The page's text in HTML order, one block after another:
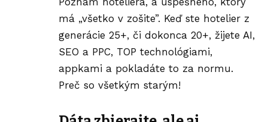
má „všetko v zošite”. Keď ste hotelier z
generácie 25+, či dokonca 20+, žijete AI,
SEO a PPC, TOP technológiami,
appkami a pokladáte to za normu.
Preč so všetkým starým!